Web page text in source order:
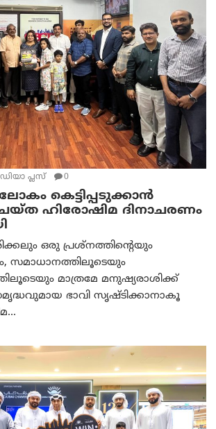
പ്ലസ് 0
കെട്ടിപ്പടുക്കാന്‍
ഹിരോഷിമ ദിനാചരണം
ഒരു പ്രശ്‌നത്തിന്റെയും
സമാധാനത്തിലൂടെയും
മാത്രമേ മനുഷ്യരാശിക്ക്
ഭാവി സൃഷ്ടിക്കാനാകൂ